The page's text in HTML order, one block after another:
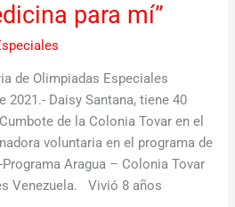
para mí”
de Olimpiadas Especiales
2021.- Daisy Santana, tiene 40
de la Colonia Tovar en el
voluntaria en el programa de
Aragua – Colonia Tovar
Venezuela. Vivió 8 años